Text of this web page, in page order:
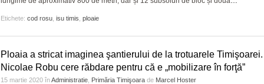
Etichete: cod rosu isu timis ploaie
Ploaia a stricat imaginea şantierului de la trotuarele Timişoarei.
Nicolae Robu cere răbdare pentru că e „mobilizare în forţă”
15 martie 2020 înAdministratie Primăria Timişoara de Marcel Hoster